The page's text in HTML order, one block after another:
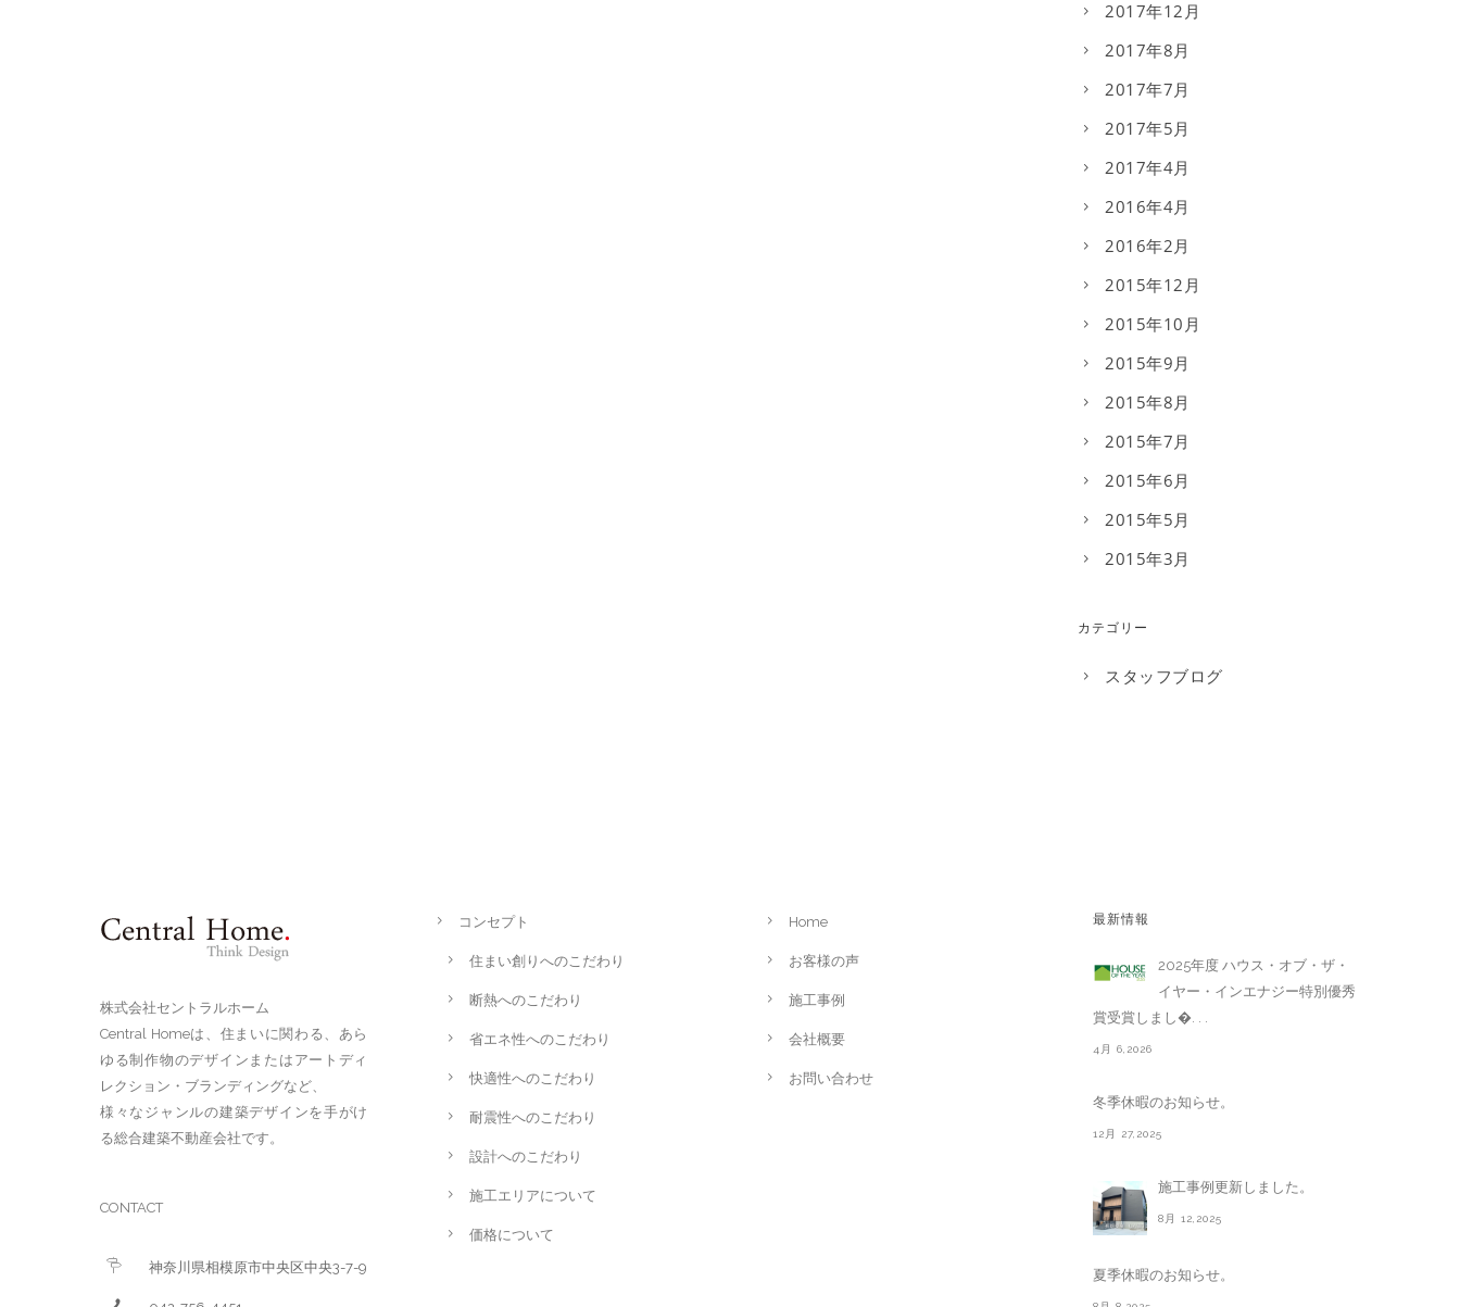
2017年12月
2017年8月
2017年7月
2017年5月
2017年4月
2016年4月
2016年2月
2015年12月
2015年10月
2015年9月
2015年8月
2015年7月
2015年6月
2015年5月
2015年3月
カテゴリー
スタッフブログ
株式会社セントラルホーム
Central Homeは、住まいに関わる、あら
ゆる制作物のデザインまたはアートディ
レクション・ブランディングなど、
様々なジャンルの建築デザインを手がけ
る総合建築不動産会社です。
CONTACT
神奈川県相模原市中央区中央3-7-9
コンセプト
住まい創りへのこだわり
断熱へのこだわり
省エネ性へのこだわり
快適性へのこだわり
耐震性へのこだわり
設計へのこだわり
施工エリアについて
価格について
Home
お客様の声
施工事例
会社概要
お問い合わせ
最新情報
2025年度 ハウス・オブ・ザ・
イヤー・インエナジー特別優秀
賞受賞しまし�. . .
4月 6,2026
冬季休暇のお知らせ。
12月 27,2025
施工事例更新しました。
8月 12,2025
夏季休暇のお知らせ。